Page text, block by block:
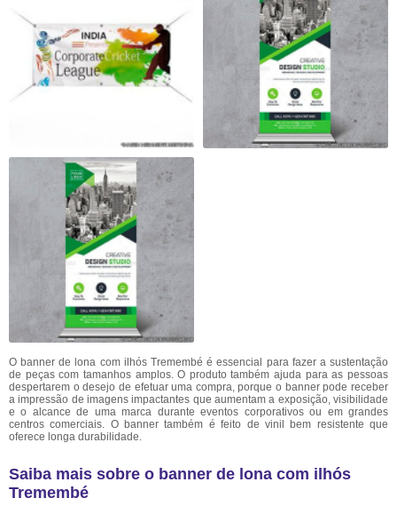
O banner de lona com ilhós Tremembé é essencial para fazer a sustentação
de peças com tamanhos amplos. O produto também ajuda para as pessoas
despertarem o desejo de efetuar uma compra, porque o banner pode receber
a impressão de imagens impactantes que aumentam a exposição, visibilidade
e o alcance de uma marca durante eventos corporativos ou em grandes
centros comerciais. O banner também é feito de vinil bem resistente que
oferece longa durabilidade.
Saiba mais sobre o banner de lona com ilhós
Tremembé